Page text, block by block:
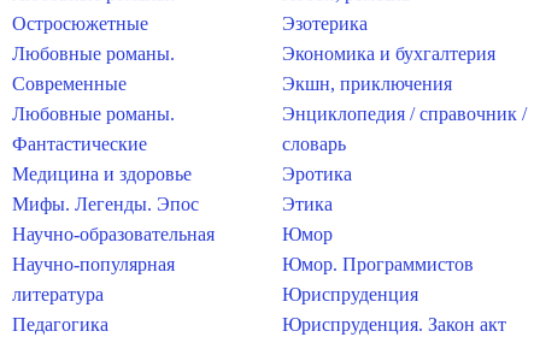
Остросюжетные
Любовные романы.
Современные
Любовные романы.
Фантастические
Медицина и здоровье
Мифы. Легенды. Эпос
Научно-образовательная
Научно-популярная
литература
Педагогика
Эзотерика
Экономика и бухгалтерия
Экшн, приключения
Энциклопедия / справочник /
словарь
Эротика
Этика
Юмор
Юмор. Программистов
Юриспруденция
Юриспруденция. Закон акт